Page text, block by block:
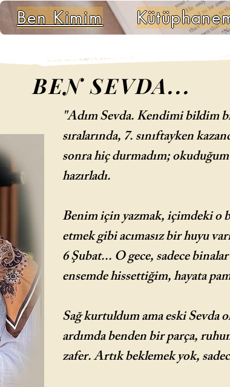
Ben Kimim
BEN SEVDA...
"Adım Sevda. Kendimi bildim
sıralarında, 7. sınıftayken
sonra hiç durmadım;
hazırladı.
Benim için yazmak, içimdeki o
etmek gibi acımasız bir huyu
6 Şubat... O gece, sadece
ensemde hissettiğim, hayata
Sağ kurtuldum ama eski Sevda
ardımda benden bir parça,
zafer. Artık beklemek yok,